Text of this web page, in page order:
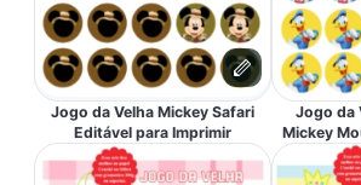
Jogo da Velha Mickey Safari
Editável para Imprimir
Jogo da
Mickey